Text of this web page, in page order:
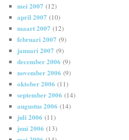
mei 2007 (12)
april 2007 (10)
maart 2007 (12)
februari 2007 (9)
januari 2007 (9)
december 2006 (9)
november 2006 (9)
oktober 2006 (11)
september 2006 (14)
augustus 2006 (14)
juli 2006 (11)
juni 2006 (13)